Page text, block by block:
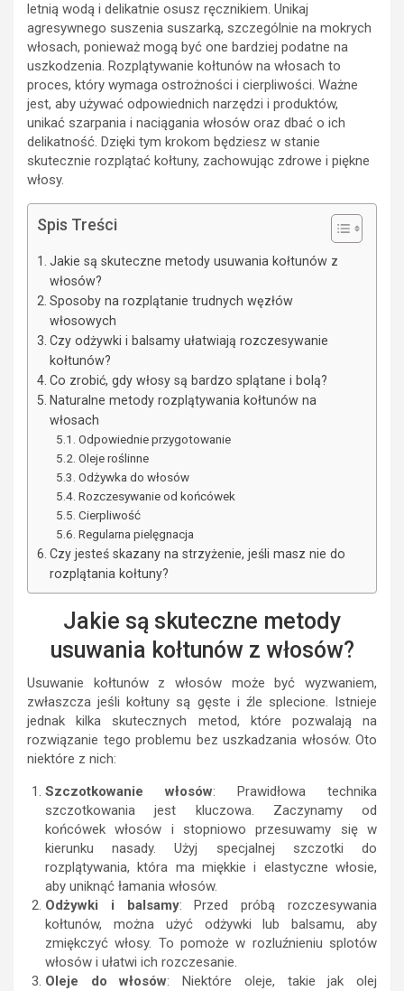
letnią wodą i delikatnie osusz ręcznikiem. Unikaj
agresywnego suszenia suszarką, szczególnie na mokrych
włosach, ponieważ mogą być one bardziej podatne na
uszkodzenia. Rozplątywanie kołtunów na włosach to
proces, który wymaga ostrożności i cierpliwości. Ważne
jest, aby używać odpowiednich narzędzi i produktów,
unikać szarpania i naciągania włosów oraz dbać o ich
delikatność. Dzięki tym krokom będziesz w stanie
skutecznie rozplątać kołtuny, zachowując zdrowe i piękne
włosy.
Spis Treści
Jakie są skuteczne metody usuwania kołtunów z
włosów?
Sposoby na rozplątanie trudnych węzłów
włosowych
Czy odżywki i balsamy ułatwiają rozczesywanie
kołtunów?
Co zrobić, gdy włosy są bardzo splątane i bolą?
Naturalne metody rozplątywania kołtunów na
włosach
Odpowiednie przygotowanie
Oleje roślinne
Odżywka do włosów
Rozczesywanie od końcówek
Cierpliwość
Regularna pielęgnacja
Czy jesteś skazany na strzyżenie, jeśli masz nie do
rozplątania kołtuny?
Jakie są skuteczne metody
usuwania kołtunów z włosów?
Usuwanie kołtunów z włosów może być wyzwaniem,
zwłaszcza jeśli kołtuny są gęste i źle splecione. Istnieje
jednak kilka skutecznych metod, które pozwalają na
rozwiązanie tego problemu bez uszkadzania włosów. Oto
niektóre z nich:
Szczotkowanie włosów: Prawidłowa technika
szczotkowania jest kluczowa. Zaczynamy od
końcówek włosów i stopniowo przesuwamy się w
kierunku nasady. Użyj specjalnej szczotki do
rozplątywania, która ma miękkie i elastyczne włosie,
aby uniknąć łamania włosów.
Odżywki i balsamy: Przed próbą rozczesywania
kołtunów, można użyć odżywki lub balsamu, aby
zmiękczyć włosy. To pomoże w rozluźnieniu splotów
włosów i ułatwi ich rozczesanie.
Oleje do włosów: Niektóre oleje, takie jak olej